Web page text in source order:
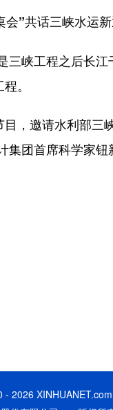
”共话三峡水运
峡工程之后长江
。
，邀请水利部三
团首席科学家
- 2026